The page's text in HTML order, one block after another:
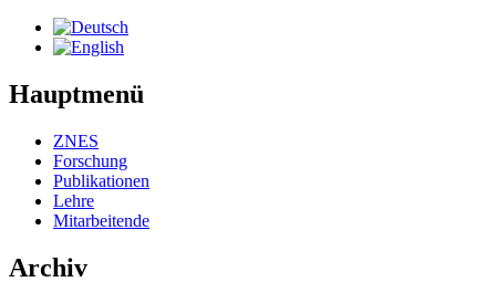
Hauptmenü
ZNES
Forschung
Publikationen
Lehre
Mitarbeitende
Archiv